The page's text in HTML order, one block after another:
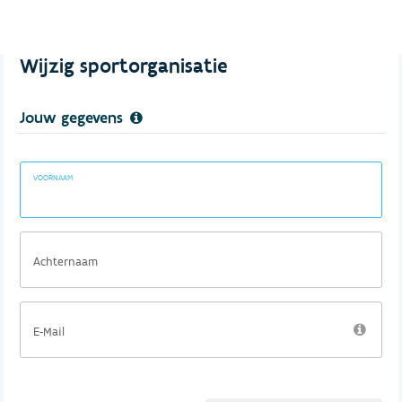
Wijzig sportorganisatie
Jouw gegevens
VOORNAAM
Achternaam
E-Mail